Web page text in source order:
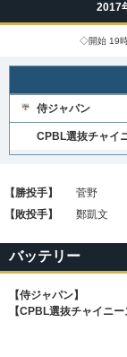
2017
◇開始 19
侍ジャパン
CPBL選抜チャイ
【勝投手】
菅野
【敗投手】
鄭凱文
バッテリー
【侍ジャパン】
【CPBL選抜チャイニー